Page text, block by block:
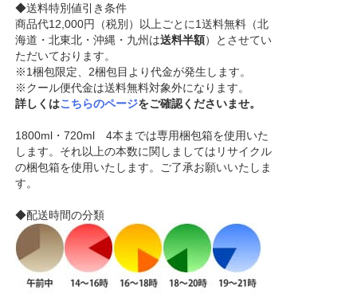
◆送料特別値引き条件
商品代12,000円（税別）以上ごとに1送料無料（北
海道・北東北・沖縄・九州は送料半額）とさせてい
ただいております。
※1梱包限定、2梱包目より代金が発生します。
※クール便代金は送料無料対象外になります。
詳しくはこちらのページをご確認くださいませ。
1800ml・720ml 4本までは専用梱包箱を使用いた
します。それ以上の本数に関しましてはリサイクル
の梱包箱を使用いたします。ご了承お願いいたしま
す。
◆配送時間の分類